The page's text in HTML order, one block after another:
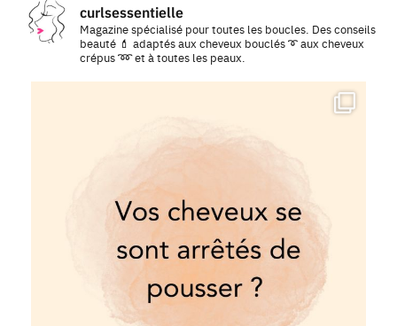
curlsessentielle
Magazine spécialisé pour toutes les boucles. Des conseils
beauté 💄 adaptés aux cheveux bouclés ➰ aux cheveux
crépus ➿ et à toutes les peaux.